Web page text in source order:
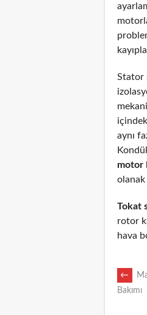
Stator
aynı
motor
olanak
Tokat
rotor
hava
←
Bakımı